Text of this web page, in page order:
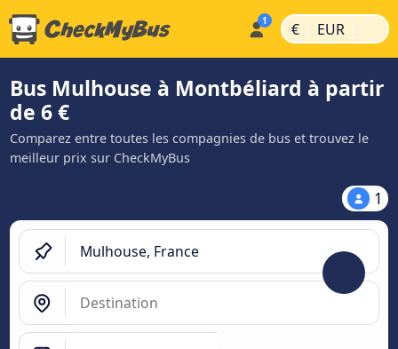
€ | EUR |
Bus Mulhouse à Montbéliard à partir
de 6 €
Comparez entre toutes les compagnies de bus et trouvez le
meilleur prix sur CheckMyBus
1